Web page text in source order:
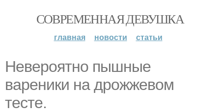
СОВРЕМЕННАЯ ДЕВУШКА
главная новости статьи
Невероятно пышные
вареники на дрожжевом
тесте.